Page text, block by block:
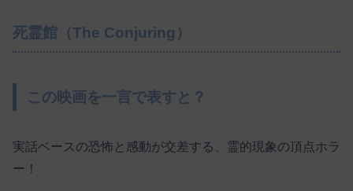
死霊館（The Conjuring）
この映画を一言で表すと？
実話ベースの恐怖と感動が交差する、霊的現象の頂点ホラ
ー！